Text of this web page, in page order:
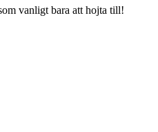
vanligt bara att hojta till!